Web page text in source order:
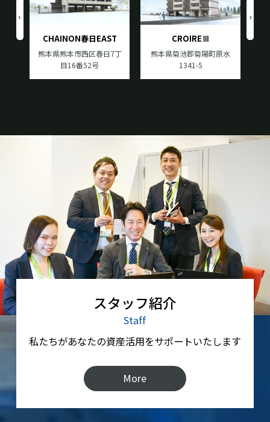
CHAINON春日EAST
熊本県熊本市西区春日7丁
目16番52号
CROIREⅢ
熊本県菊池郡菊陽町原水
1341-5
スタッフ紹介
Staff
私たちがあなたの資産活用をサポートいたします
More